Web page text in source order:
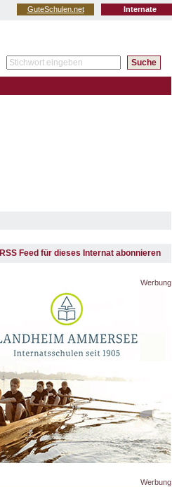
Internate
GuteSchulen.net
RSS Feed für dieses Internat abonnieren
Werbung
Werbung